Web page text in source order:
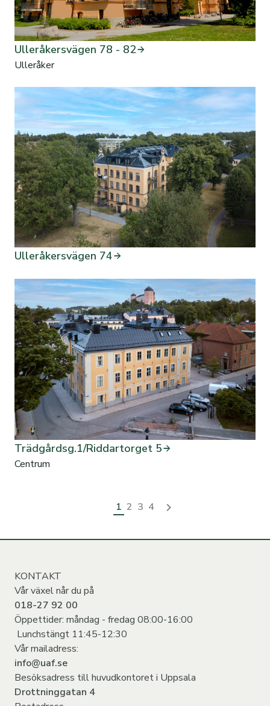
Ulleråkersvägen 78 - 82
Ulleråker
Ulleråkersvägen 74
Trädgårdsg.1/Riddartorget 5
Centrum
1 2 3 4
KONTAKT
Vår växel når du på
018-27 92 00
Öppettider: måndag - fredag 08:00-16:00
Lunchstängt 11:45-12:30
Vår mailadress:
info@uaf.se
Besöksadress till huvudkontoret i Uppsala
Drottninggatan 4